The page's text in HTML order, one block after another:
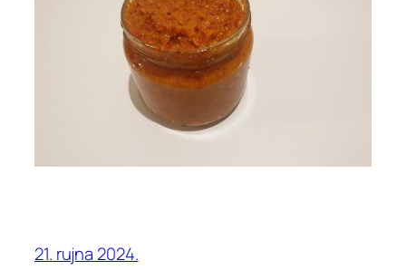
21. rujna 2024.